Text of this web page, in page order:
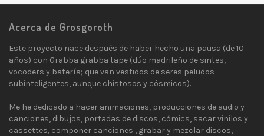
Acerca de Grosgoroth
Este proyecto nace después de haber hecho una pausa (de 10
años) con Grabba grabba tape (dúo madrileño de sintes,
vocoders y batería; que van vestidos de seres peludos
subinteligentes, aunque chistosos y cósmicos).
Me he dedicado a hacer animaciones, producciones de audio y
canciones, dibujos, portadas de discos, cómics, sacar vinilos y
cassettes, componer canciones , grabar y mezclar discos,